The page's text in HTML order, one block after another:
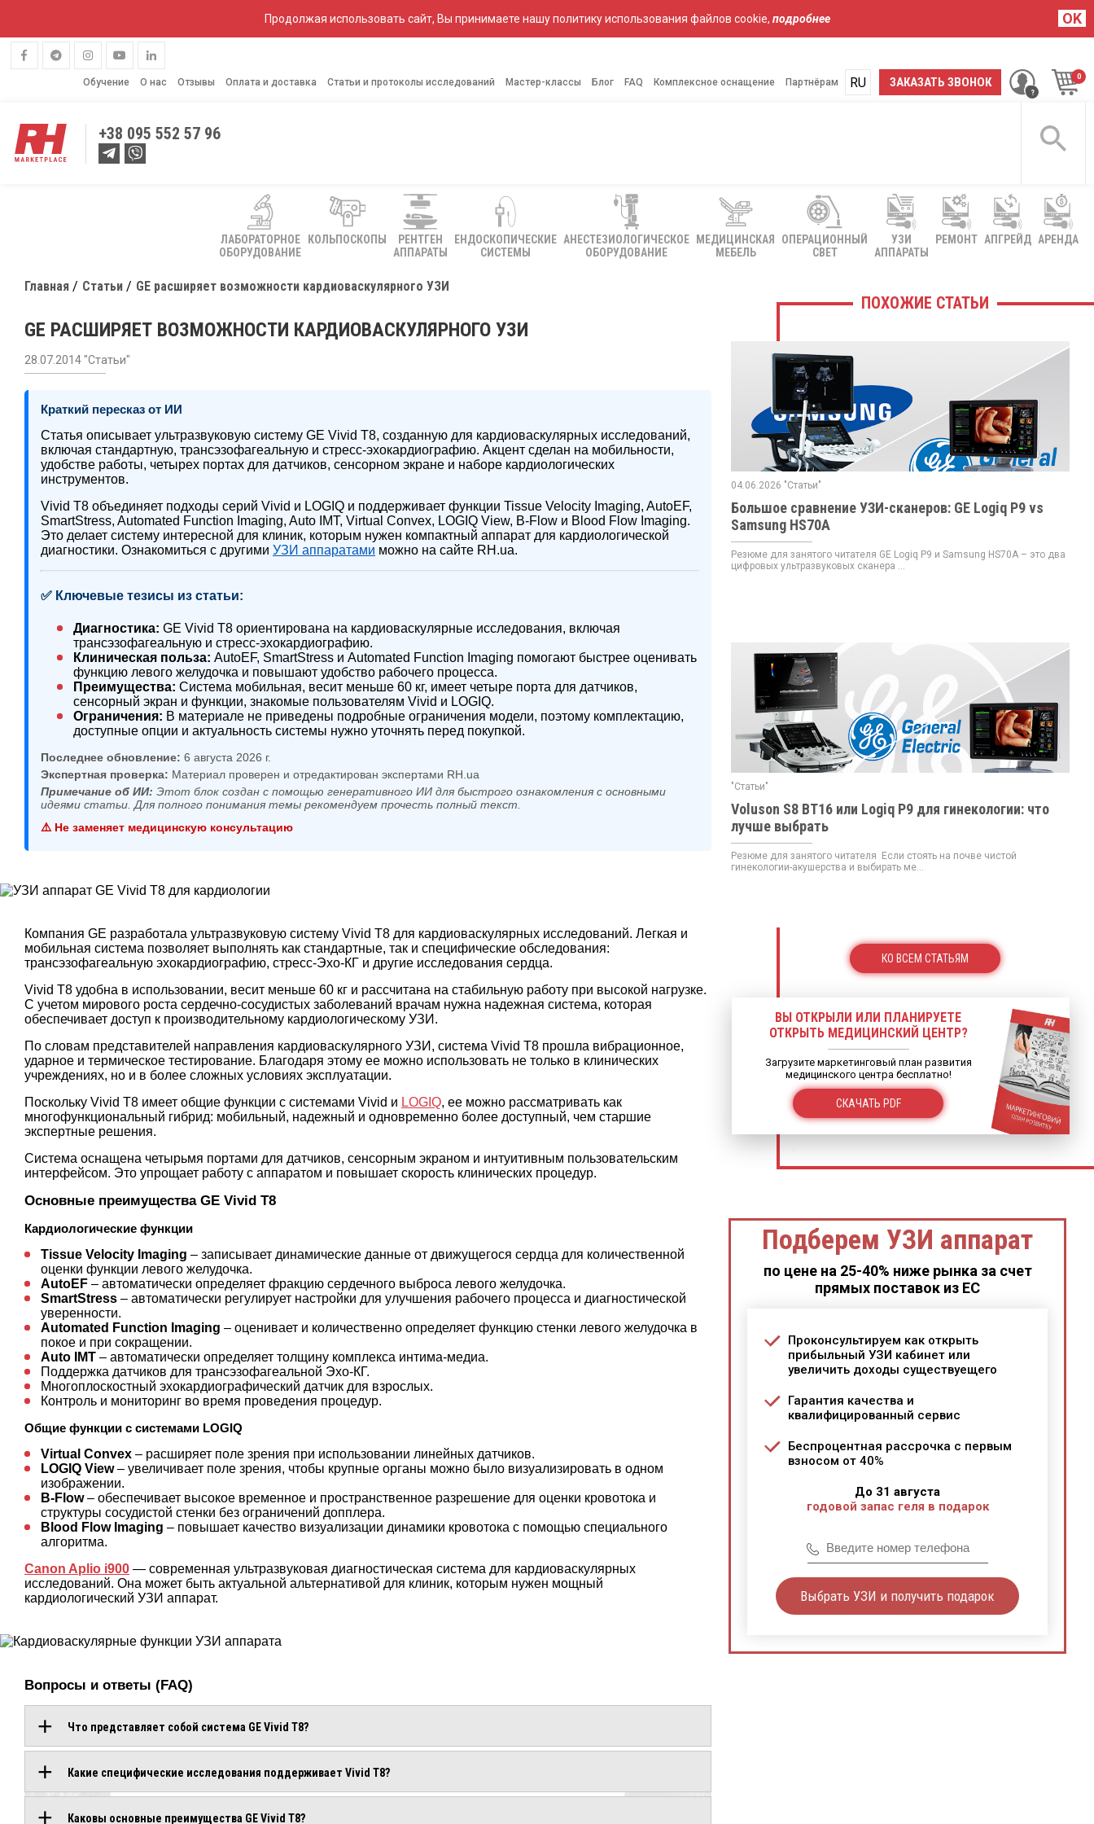
Продолжая использовать сайт, Вы принимаете нашу политику использования файлов cookie, подробнее OK
Обучение О нас Отзывы Оплата и доставка Статьи и протоколы исследований Мастер-классы Блог FAQ Комплексное оснащение Партнёрам ЗАКАЗАТЬ ЗВОНОК
RU
UA
+38 095 552 57 96
ЛАБОРАТОРНОЕ
ОБОРУДОВАНИЕ
КОЛЬПОСКОПЫ
РЕНТГЕН
АППАРАТЫ
ЕНДОСКОПИЧЕСКИЕ
СИСТЕМЫ
АНЕСТЕЗИОЛОГИЧЕСКОЕ
ОБОРУДОВАНИЕ
МЕДИЦИНСКАЯ
МЕБЕЛЬ
ОПЕРАЦИОННЫЙ
СВЕТ
УЗИ
АППАРАТЫ
РЕМОНТ АПГРЕЙД АРЕНДА
Главная Статьи GE расширяет возможности кардиоваскулярного УЗИ
GE РАСШИРЯЕТ ВОЗМОЖНОСТИ КАРДИОВАСКУЛЯРНОГО УЗИ
28.07.2014 "Статьи"
Краткий пересказ от ИИ
Статья описывает ультразвуковую систему GE Vivid T8, созданную для кардиоваскулярных исследований,
включая стандартную, трансэзофагеальную и стресс-эхокардиографию. Акцент сделан на мобильности,
удобстве работы, четырех портах для датчиков, сенсорном экране и наборе кардиологических
инструментов.
Vivid T8 объединяет подходы серий Vivid и LOGIQ и поддерживает функции Tissue Velocity Imaging, AutoEF,
SmartStress, Automated Function Imaging, Auto IMT, Virtual Convex, LOGIQ View, B-Flow и Blood Flow Imaging.
Это делает систему интересной для клиник, которым нужен компактный аппарат для кардиологической
диагностики. Ознакомиться с другими УЗИ аппаратами можно на сайте RH.ua.
✅ Ключевые тезисы из статьи:
Диагностика: GE Vivid T8 ориентирована на кардиоваскулярные исследования, включая
трансэзофагеальную и стресс-эхокардиографию.
Клиническая польза: AutoEF, SmartStress и Automated Function Imaging помогают быстрее оценивать
функцию левого желудочка и повышают удобство рабочего процесса.
Преимущества: Система мобильная, весит меньше 60 кг, имеет четыре порта для датчиков,
сенсорный экран и функции, знакомые пользователям Vivid и LOGIQ.
Ограничения: В материале не приведены подробные ограничения модели, поэтому комплектацию,
доступные опции и актуальность системы нужно уточнять перед покупкой.
Последнее обновление: 6 августа 2026 г.
Экспертная проверка: Материал проверен и отредактирован экспертами RH.ua
Примечание об ИИ: Этот блок создан с помощью генеративного ИИ для быстрого ознакомления с основными
идеями статьи. Для полного понимания темы рекомендуем прочесть полный текст.
⚠️ Не заменяет медицинскую консультацию
Компания GE разработала ультразвуковую систему Vivid T8 для кардиоваскулярных исследований. Легкая и
мобильная система позволяет выполнять как стандартные, так и специфические обследования:
трансэзофагеальную эхокардиографию, стресс-Эхо-КГ и другие исследования сердца.
Vivid T8 удобна в использовании, весит меньше 60 кг и рассчитана на стабильную работу при высокой нагрузке.
С учетом мирового роста сердечно-сосудистых заболеваний врачам нужна надежная система, которая
обеспечивает доступ к производительному кардиологическому УЗИ.
По словам представителей направления кардиоваскулярного УЗИ, система Vivid T8 прошла вибрационное,
ударное и термическое тестирование. Благодаря этому ее можно использовать не только в клинических
учреждениях, но и в более сложных условиях эксплуатации.
Поскольку Vivid T8 имеет общие функции с системами Vivid и LOGIQ, ее можно рассматривать как
многофункциональный гибрид: мобильный, надежный и одновременно более доступный, чем старшие
экспертные решения.
Система оснащена четырьмя портами для датчиков, сенсорным экраном и интуитивным пользовательским
интерфейсом. Это упрощает работу с аппаратом и повышает скорость клинических процедур.
Основные преимущества GE Vivid T8
Кардиологические функции
Tissue Velocity Imaging – записывает динамические данные от движущегося сердца для количественной
оценки функции левого желудочка.
AutoEF – автоматически определяет фракцию сердечного выброса левого желудочка.
SmartStress – автоматически регулирует настройки для улучшения рабочего процесса и диагностической
уверенности.
Automated Function Imaging – оценивает и количественно определяет функцию стенки левого желудочка в
покое и при сокращении.
Auto IMT – автоматически определяет толщину комплекса интима-медиа.
Поддержка датчиков для трансэзофагеальной Эхо-КГ.
Многоплоскостный эхокардиографический датчик для взрослых.
Контроль и мониторинг во время проведения процедур.
Общие функции с системами LOGIQ
Virtual Convex – расширяет поле зрения при использовании линейных датчиков.
LOGIQ View– увеличивает поле зрения, чтобы крупные органы можно было визуализировать в одном
изображении.
B-Flow– обеспечивает высокое временное и пространственное разрешение для оценки кровотока и
структуры сосудистой стенки без ограничений допплера.
Blood Flow Imaging – повышает качество визуализации динамики кровотока с помощью специального
алгоритма.
Canon Aplio i900 — современная ультразвуковая диагностическая система для кардиоваскулярных
исследований. Она может быть актуальной альтернативой для клиник, которым нужен мощный
кардиологический УЗИ аппарат.
Вопросы и ответы (FAQ)
Что представляет собой система GE Vivid T8?
Какие специфические исследования поддерживает Vivid T8?
Каковы основные преимущества GE Vivid T8?
ОБОРУДОВАНИЕ
С
ПОХОЖИЕ СТАТЬИ
04.06.2026 "Статьи"
Большое сравнение УЗИ-сканеров: GE Logiq P9 vs
Samsung HS70A
Резюме для занятого читателя GE Logiq P9 и Samsung HS70A – это два
цифровых ультразвуковых сканера ...
"Статьи"
Voluson S8 BT16 или Logiq P9 для гинекологии: что
лучше выбрать
Резюме для занятого читателя Если стоять на почве чистой
гинекологии-акушерства и выбирать ме...
КО ВСЕМ СТАТЬЯМ
ВЫ ОТКРЫЛИ ИЛИ ПЛАНИРУЕТЕ
ОТКРЫТЬ МЕДИЦИНСКИЙ ЦЕНТР?
Загрузите маркетинговый план развития
медицинского центра бесплатно!
СКАЧАТЬ PDF
Подберем УЗИ аппарат
по цене на 25-40% ниже рынка за счет
прямых поставок из ЕС
Проконсультируем как открыть
прибыльный УЗИ кабинет или
увеличить доходы существуещего
Гарантия качества и
квалифицированный сервис
Беспроцентная рассрочка с первым
взносом от 40%
До 31 августа
годовой запас геля в подарок
Выбрать УЗИ и получить подарок